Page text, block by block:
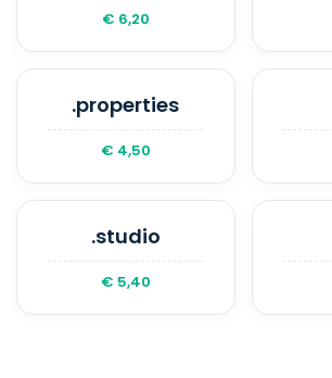
€ 6,20
.properties
€ 4,50
.studio
€ 5,40